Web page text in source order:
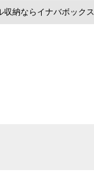
収納ならイナバボックス